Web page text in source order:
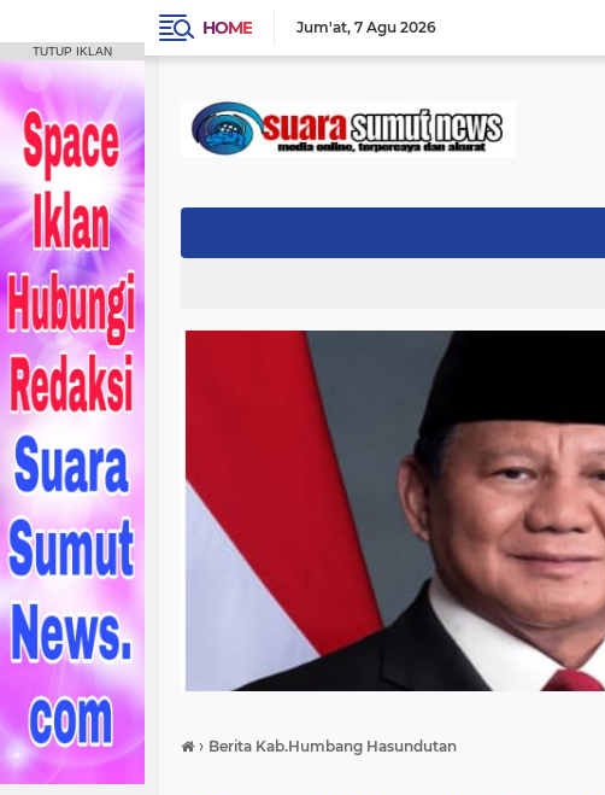
HOME Jum'at 7 Agu 2026
› Berita Kab.Humbang Hasundutan
TUTUP IKLAN